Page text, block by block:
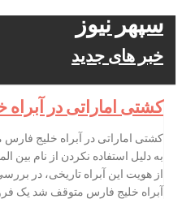
سپهر نیوز
خبر های جدید
کشتی اماراتی در
کشتی اماراتی در آبراه خلیج
به دلیل استفاده نکردن از نام بین
از هویت این آبراه تاریخی، در
آبراه خلیج فارس متوقف شد یک